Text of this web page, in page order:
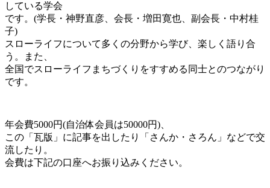
している学会
です。(学長・神野直彦、会長・増田寛也、副会長・中村桂
子)
スローライフについて多くの分野から学び、楽しく語り合
う。また、
全国でスローライフまちづくりをすすめる同士とのつながり
です。
年会費5000円(自治体会員は50000円)、
この「瓦版」に記事を出したり「さんか・さろん」などで交
流したり。
会費は下記の口座へお振り込みください。